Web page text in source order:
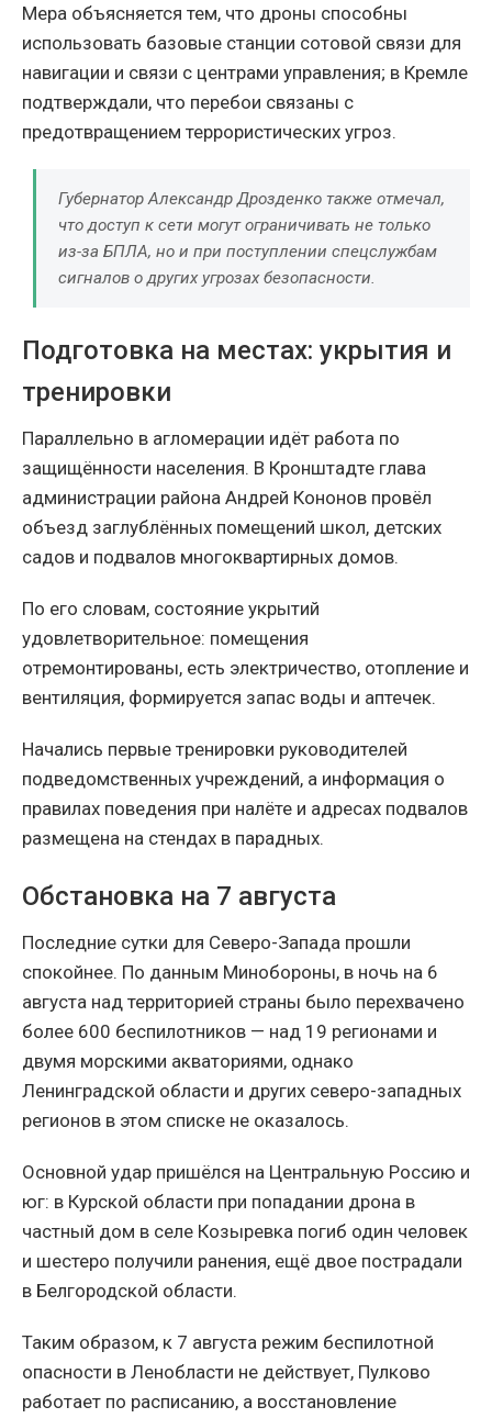
Мера объясняется тем, что дроны способны
использовать базовые станции сотовой связи для
навигации и связи с центрами управления; в Кремле
подтверждали, что перебои связаны с
предотвращением террористических угроз.
Губернатор Александр Дрозденко также отмечал,
что доступ к сети могут ограничивать не только
из-за БПЛА, но и при поступлении спецслужбам
сигналов о других угрозах безопасности.
Подготовка на местах: укрытия и
тренировки
Параллельно в агломерации идёт работа по
защищённости населения. В Кронштадте глава
администрации района Андрей Кононов провёл
объезд заглублённых помещений школ, детских
садов и подвалов многоквартирных домов.
По его словам, состояние укрытий
удовлетворительное: помещения
отремонтированы, есть электричество, отопление и
вентиляция, формируется запас воды и аптечек.
Начались первые тренировки руководителей
подведомственных учреждений, а информация о
правилах поведения при налёте и адресах подвалов
размещена на стендах в парадных.
Обстановка на 7 августа
Последние сутки для Северо-Запада прошли
спокойнее. По данным Минобороны, в ночь на 6
августа над территорией страны было перехвачено
более 600 беспилотников — над 19 регионами и
двумя морскими акваториями, однако
Ленинградской области и других северо-западных
регионов в этом списке не оказалось.
Основной удар пришёлся на Центральную Россию и
юг: в Курской области при попадании дрона в
частный дом в селе Козыревка погиб один человек
и шестеро получили ранения, ещё двое пострадали
в Белгородской области.
Таким образом, к 7 августа режим беспилотной
опасности в Ленобласти не действует, Пулково
работает по расписанию, а восстановление